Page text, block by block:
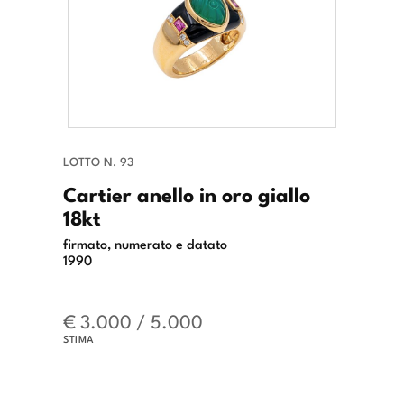
LOTTO N. 93
Cartier anello in oro giallo
18kt
firmato, numerato e datato
1990
€ 3.000 / 5.000
STIMA